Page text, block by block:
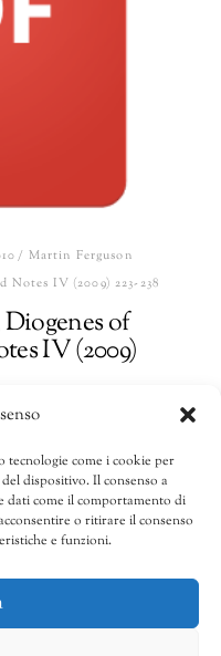
tecnologie come i cookie per
dispositivo. Il consenso a
dati come il comportamento di
o ritirare il consenso
e funzioni.
/ Martin Ferguson
IV (2009) 223-238
of
IV (2009)
Share
,Contributi in pdf